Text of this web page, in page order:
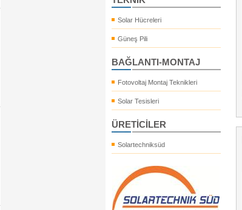
Solar Hücreleri
Güneş Pili
BAĞLANTI-MONTAJ
Fotovoltaj Montaj Teknikleri
Solar Tesisleri
ÜRETİCİLER
Solartechniksüd